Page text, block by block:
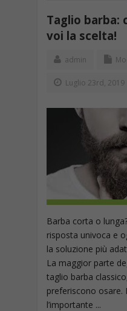
Taglio barba:
voi la scelta!
admin
Luglio 23rd, 2019
Barba corta o
risposta univoca e
la soluzione più
La maggior parte
taglio barba
preferiscono osare.
l’importante ...